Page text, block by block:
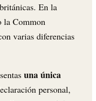
En la
la Common
varias diferencias
una única
personal,